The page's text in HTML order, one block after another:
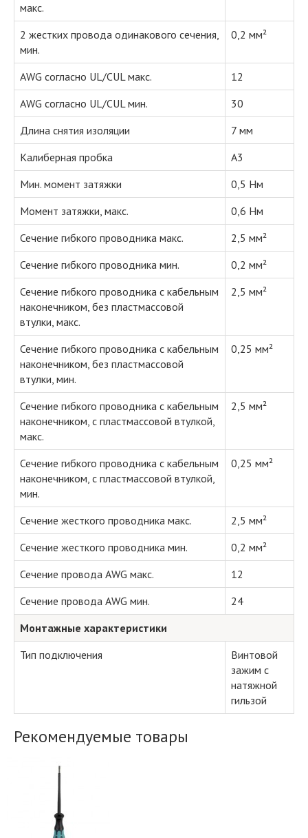
макс.
2 жестких провода одинакового сечения,
мин.
0,2 мм²
AWG согласно UL/CUL макс.
12
AWG согласно UL/CUL мин.
30
Длина снятия изоляции
7 мм
Калиберная пробка
A3
Мин. момент затяжки
0,5 Нм
Момент затяжки, макс.
0,6 Нм
Сечение гибкого проводника макс.
2,5 мм²
Сечение гибкого проводника мин.
0,2 мм²
Сечение гибкого проводника с кабельным
наконечником, без пластмассовой
втулки, макс.
2,5 мм²
Сечение гибкого проводника с кабельным
наконечником, без пластмассовой
втулки, мин.
0,25 мм²
Сечение гибкого проводника с кабельным
наконечником, с пластмассовой втулкой,
макс.
2,5 мм²
Сечение гибкого проводника с кабельным
наконечником, с пластмассовой втулкой,
мин.
0,25 мм²
Сечение жесткого проводника макс.
2,5 мм²
Сечение жесткого проводника мин.
0,2 мм²
Сечение провода AWG макс.
12
Сечение провода AWG мин.
24
Монтажные характеристики
Тип подключения
Винтовой
зажим с
натяжной
гильзой
Рекомендуемые товары